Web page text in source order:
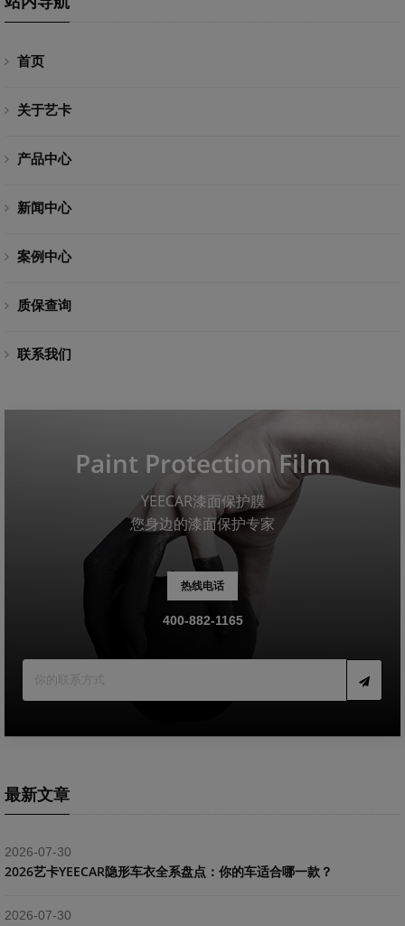
首页
关于艺卡
产品中心
新闻中心
案例中心
质保查询
联系我们
Paint Protection Film
YEECAR漆面保护膜
您身边的漆面保护专家
热线电话
400-882-1165
最新文章
2026-07-30
2026艺卡YEECAR隐形车衣全系盘点：你的车适合哪一款？
2026-07-30